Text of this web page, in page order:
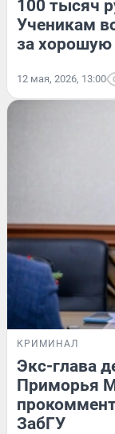
100 тысяч
Ученикам
за хорошую
12 мая, 2026, 13:00
КРИМИНАЛ
Экс-глава
Приморья
ЗабГУ